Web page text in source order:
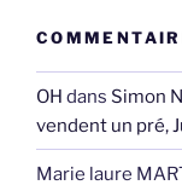
OH dans Simon
vendent un pré,
Marie laure